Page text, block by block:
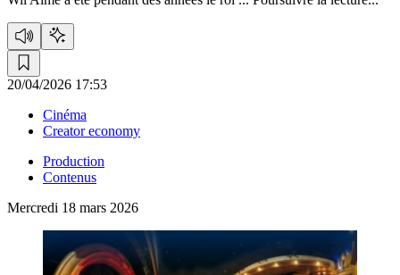
20/04/2026 17:53
Cinéma
Creator economy
Production
Contenus
Mercredi 18 mars 2026